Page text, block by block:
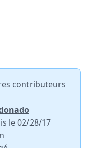
contributeurs
le 02/28/17